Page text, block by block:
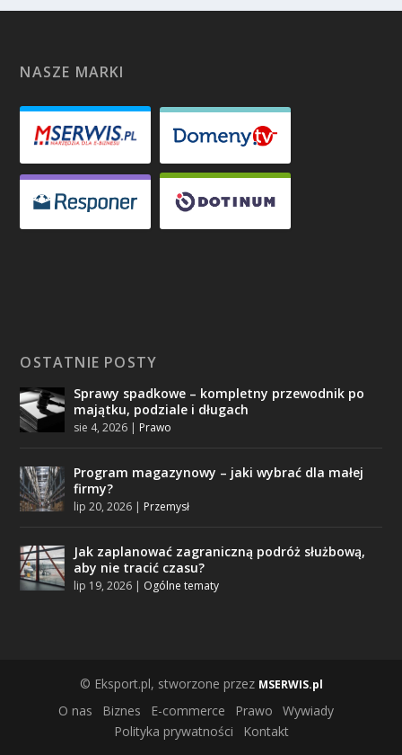
NASZE MARKI
OSTATNIE POSTY
Sprawy spadkowe – kompletny przewodnik po
majątku, podziale i długach
sie 4, 2026 | Prawo
Program magazynowy – jaki wybrać dla małej
firmy?
lip 20, 2026 | Przemysł
Jak zaplanować zagraniczną podróż służbową,
aby nie tracić czasu?
lip 19, 2026 | Ogólne tematy
© Eksport.pl, stworzone przez MSERWIS.pl
O nas Biznes E-commerce Prawo
Wywiady
Polityka prywatności
Kontakt